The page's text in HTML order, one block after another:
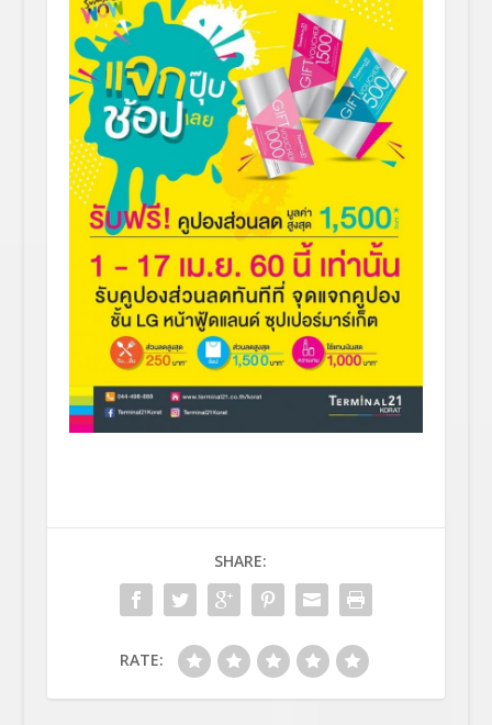
SHARE:
RATE: